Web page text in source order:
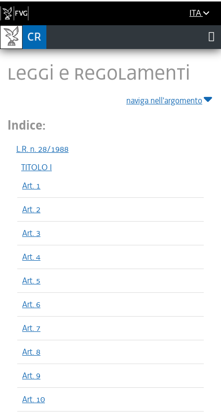
ITA
LEGGI E REGOLAMENTI
naviga nell'argomento
Indice:
L.R. n. 28/1988
TITOLO I
Art. 1
Art. 2
Art. 3
Art. 4
Art. 5
Art. 6
Art. 7
Art. 8
Art. 9
Art. 10